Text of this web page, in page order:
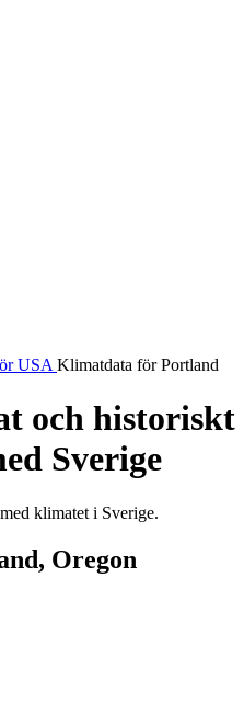
USA Klimatdata för Portland
och historiskt
Sverige
klimatet i Sverige.
Oregon